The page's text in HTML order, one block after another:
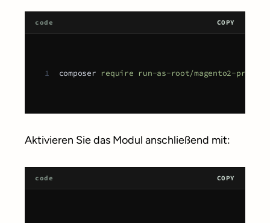
code COPY
1 composer require run-as-root/magento2-
Aktivieren Sie das Modul anschließend mit:
code COPY